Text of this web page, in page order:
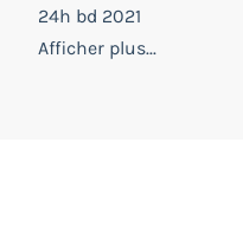
24h bd 2021
Afficher plus...